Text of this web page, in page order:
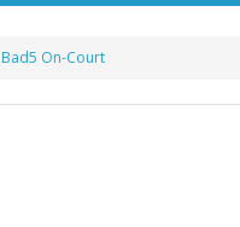
On-Court